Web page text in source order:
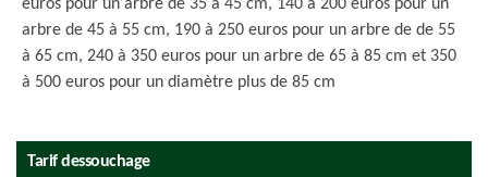
euros pour un arbre de 35 à 45 cm, 140 à 200 euros pour un
arbre de 45 à 55 cm, 190 à 250 euros pour un arbre de de 55
à 65 cm, 240 à 350 euros pour un arbre de 65 à 85 cm et 350
à 500 euros pour un diamètre plus de 85 cm
Tarif dessouchage